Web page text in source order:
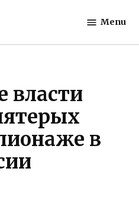
Moscow
Menu
власти
в